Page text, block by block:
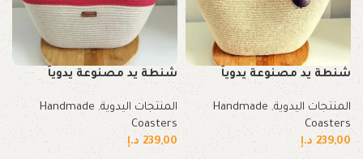
شنطة يد مصنوعة يدوياً
المنتجات اليدوية,
Handmade
Coasters
239,00 د.إ
شنطة يد مصنوعة يدوياً
المنتجات اليدوية,
Handmade
Coasters
239,00 د.إ